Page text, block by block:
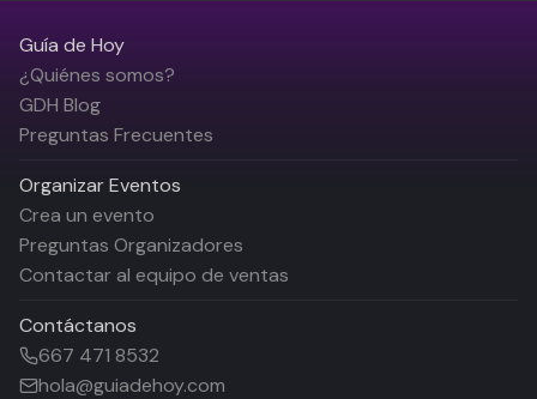
Guía de Hoy
¿Quiénes somos?
GDH Blog
Preguntas Frecuentes
Organizar Eventos
Crea un evento
Preguntas Organizadores
Contactar al equipo de ventas
Contáctanos
667 471 8532
hola@guiadehoy.com